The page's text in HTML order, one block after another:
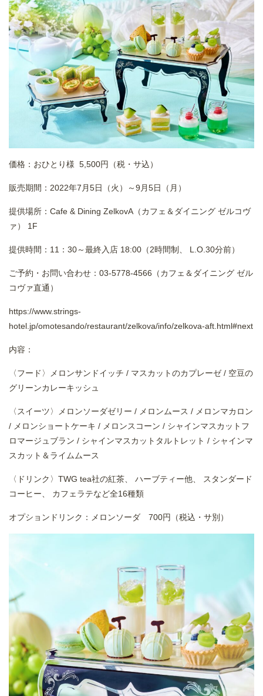
価格：おひとり様 5,500円（税・サ込）
販売期間：2022年7月5日（火）～9月5日（月）
提供場所：Cafe & Dining ZelkovA（カフェ＆ダイニング ゼルコヴ
ァ） 1F
提供時間：11：30～最終入店 18:00（2時間制、 L.O.30分前）
ご予約・お問い合わせ：03-5778-4566（カフェ＆ダイニング ゼル
コヴァ直通）
https://www.strings-
hotel.jp/omotesando/restaurant/zelkova/info/zelkova-aft.html#next
内容：
〈フード〉メロンサンドイッチ / マスカットのカプレーゼ / 空豆の
グリーンカレーキッシュ
〈スイーツ〉メロンソーダゼリー / メロンムース / メロンマカロン
/ メロンショートケーキ / メロンスコーン / シャインマスカットフ
ロマージュブラン / シャインマスカットタルトレット / シャインマ
スカット＆ライムムース
〈ドリンク〉TWG tea社の紅茶、 ハーブティー他、 スタンダード
コーヒー、 カフェラテなど全16種類
オプションドリンク：メロンソーダ 700円（税込・サ別）